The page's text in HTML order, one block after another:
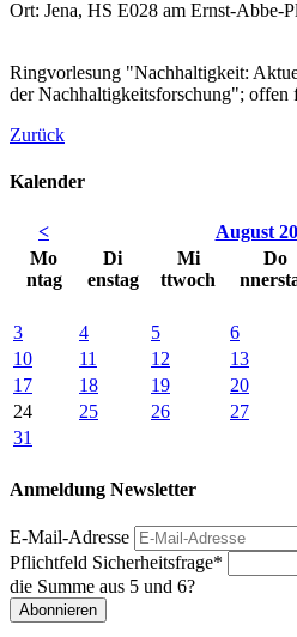
Ort: Jena, HS E028 am Ernst-Abbe-
Ringvorlesung "Nachhaltigkeit:
der Nachhaltigkeitsforschung"; offen
Zurück
Kalender
< August
Mo
ntag
Di
enstag
Mi
ttwoch
Do
3
4 5 6
10
11 12 13
17
18 19 20
24
25 26 27
31
Anmeldung Newsletter
E-Mail-Adresse
Pflichtfeld Sicherheitsfrage*
die Summe aus 5 und 6?
Abonnieren